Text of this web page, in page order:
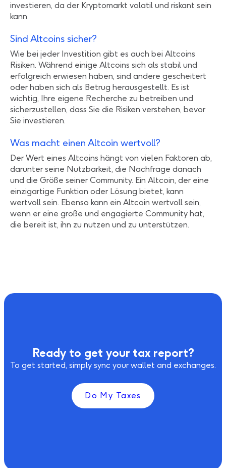
investieren, da der Kryptomarkt volatil und riskant sein
kann.
Sind Altcoins sicher?
Wie bei jeder Investition gibt es auch bei Altcoins
Risiken. Während einige Altcoins sich als stabil und
erfolgreich erwiesen haben, sind andere gescheitert
oder haben sich als Betrug herausgestellt. Es ist
wichtig, Ihre eigene Recherche zu betreiben und
sicherzustellen, dass Sie die Risiken verstehen, bevor
Sie investieren.
Was macht einen Altcoin wertvoll?
Der Wert eines Altcoins hängt von vielen Faktoren ab,
darunter seine Nutzbarkeit, die Nachfrage danach
und die Größe seiner Community. Ein Altcoin, der eine
einzigartige Funktion oder Lösung bietet, kann
wertvoll sein. Ebenso kann ein Altcoin wertvoll sein,
wenn er eine große und engagierte Community hat,
die bereit ist, ihn zu nutzen und zu unterstützen.
Ready to get your tax report?
To get started, simply sync your wallet and exchanges.
Do My Taxes